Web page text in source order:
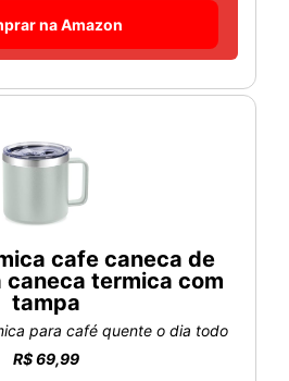
na Amazon
cafe caneca de
termica com
tampa
para café quente o dia todo
R$ 69,99